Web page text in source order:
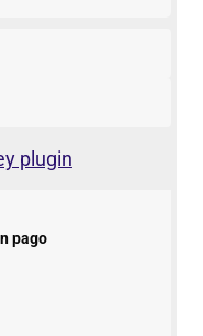
plugin
pago